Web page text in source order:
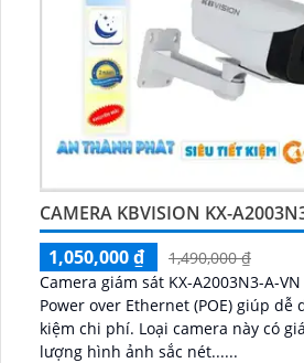
CAMERA KBVISION KX-
1,050,000 ₫
1,490,000 ₫
Camera giám sát KX-A2003N3-A-
Power over Ethernet (POE) giúp
kiệm chi phí. Loại camera này có giá rẻ nhưng chất
lượng hình ảnh sắc nét......